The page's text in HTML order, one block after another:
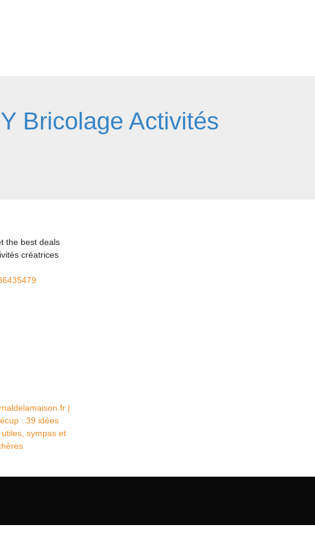
Bricolage Activités
the best deals
créatrices
|
: 39 idées
sympas et